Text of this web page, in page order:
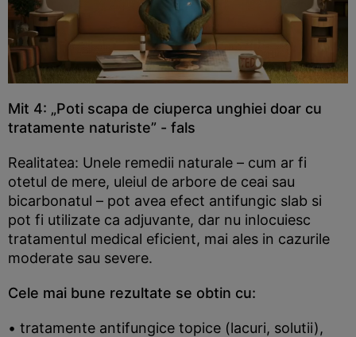
Unmute
/
Loaded:
88.84%
Mit 4: „Poti scapa de ciuperca unghiei doar cu
tratamente naturiste” - fals
Realitatea: Unele remedii naturale – cum ar fi
otetul de mere, uleiul de arbore de ceai sau
bicarbonatul – pot avea efect antifungic slab si
pot fi utilizate ca adjuvante, dar nu inlocuiesc
tratamentul medical eficient, mai ales in cazurile
moderate sau severe.
Cele mai bune rezultate se obtin cu:
• tratamente antifungice topice (lacuri, solutii),